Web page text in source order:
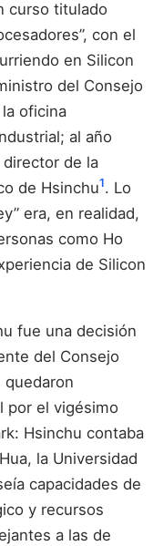
curso titulado
con el
en Silicon
del Consejo
oficina
al año
de la
de Hsinchu1. Lo
era, en realidad,
como Ho
de Silicon
fue una decisión
del Consejo
quedaron
por el vigésimo
Hsinchu contaba
la Universidad
capacidades de
y recursos
a las de